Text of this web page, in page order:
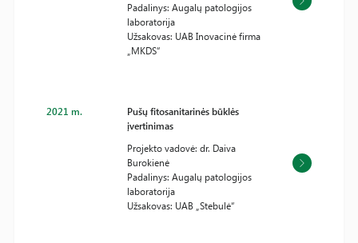
Padalinys: Augalų patologijos
laboratorija
Užsakovas: UAB Inovacinė firma
„MKDS“
2021 m.
Pušų fitosanitarinės būklės
įvertinimas
Projekto vadovė: dr. Daiva
Burokienė
Padalinys: Augalų patologijos
laboratorija
Užsakovas: UAB „Stebulė“